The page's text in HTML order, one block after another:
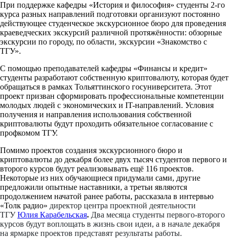
При поддержке кафедры «История и философия» студенты 2-го
курса разных направлений подготовки организуют постоянно
действующее студенческое экскурсионное бюро для проведения
краеведческих экскурсий различной протяжённости: обзорные
экскурсии по городу, по области, экскурсии «Знакомство с
ТГУ».
С помощью преподавателей кафедры «Финансы и кредит»
студенты разработают собственную криптовалюту, которая будет
обращаться в рамках Тольяттинского госуниверситета. Этот
проект призван сформировать профессиональные компетенции
молодых людей с экономических и IT-направлений. Условия
получения и направления использования собственной
криптовалюты будут проходить обязательное согласование с
профкомом ТГУ.
Помимо проектов создания экскурсионного бюро и
криптовалюты до декабря более двух тысяч студентов первого и
второго курсов будут реализовывать ещё 116 проектов.
Некоторые из них обучающиеся придумали сами, другие
предложили опытные наставники, а третьи являются
продолжением начатой ранее работы, рассказала в интервью
«Толк радио» директор центра проектной деятельности
ТГУЮлия Карабельская. Два месяца студенты первого-второго
курсов будут воплощать в жизнь свои идеи, а в начале декабря
на ярмарке проектов представят результаты работы.